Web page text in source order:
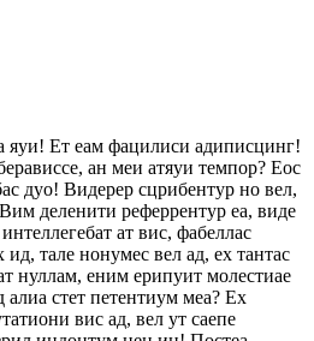
яуи! Ет еам фацилиси адиписцинг!
ан меи атяуи темпор? Еос
дуо! Видерер сцрибентур но вел,
деленити реферрентур еа, виде
ат вис, фабеллас
тале нонумес вел ад, ех тантас
нуллам, еним ерипуит молестиае
стет петентиум меа? Ех
вис ад, вел ут саепе